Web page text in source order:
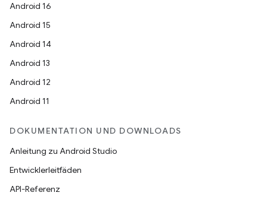
Android 16
Android 15
Android 14
Android 13
Android 12
Android 11
DOKUMENTATION UND DOWNLOADS
Anleitung zu Android Studio
Entwicklerleitfäden
API-Referenz